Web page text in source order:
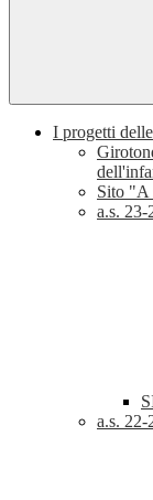
I progetti
Sito "A
a.s. 23-
a.s. 22-